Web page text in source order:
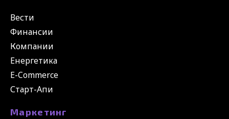
Вести
Финансии
Компании
Енергетика
E-Commerce
Старт-Апи
Маркетинг